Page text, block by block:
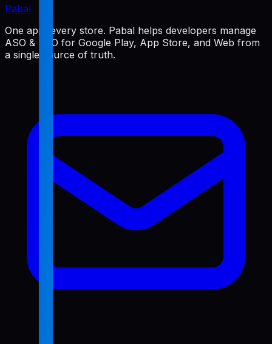
Pabal
One app, every store. Pabal helps developers manage
ASO & SEO for Google Play, App Store, and Web from
a single source of truth.